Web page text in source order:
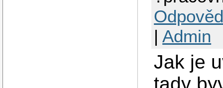
|Admin
Jak je